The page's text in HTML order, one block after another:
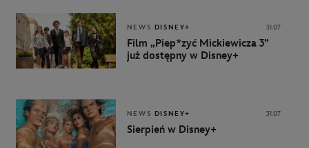
NEWS DISNEY+ 31.07
Film „Piep*zyć Mickiewicza 3”
już dostępny w Disney+
NEWS DISNEY+ 31.07
Sierpień w Disney+